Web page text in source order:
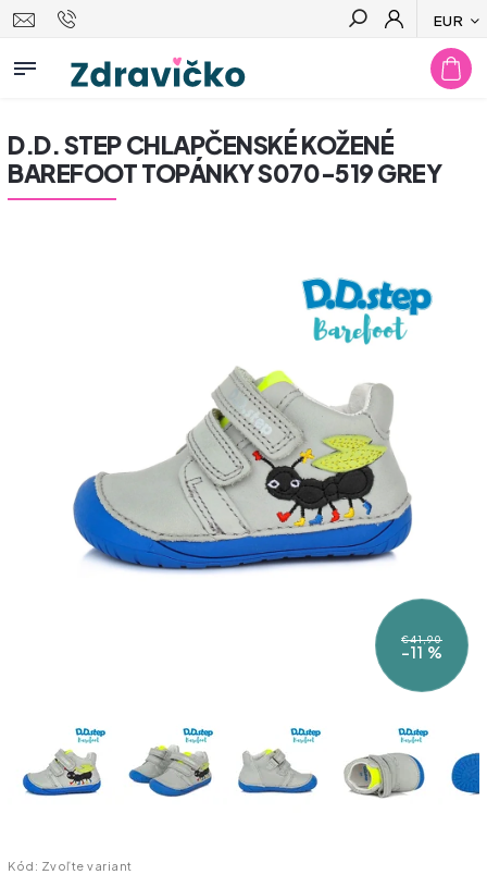
EUR
Hľadať
D.D. STEP CHLAPČENSKÉ KOŽENÉ
BAREFOOT TOPÁNKY S070-519 GREY
€41,90
–11 %
Kód: Zvoľte variant